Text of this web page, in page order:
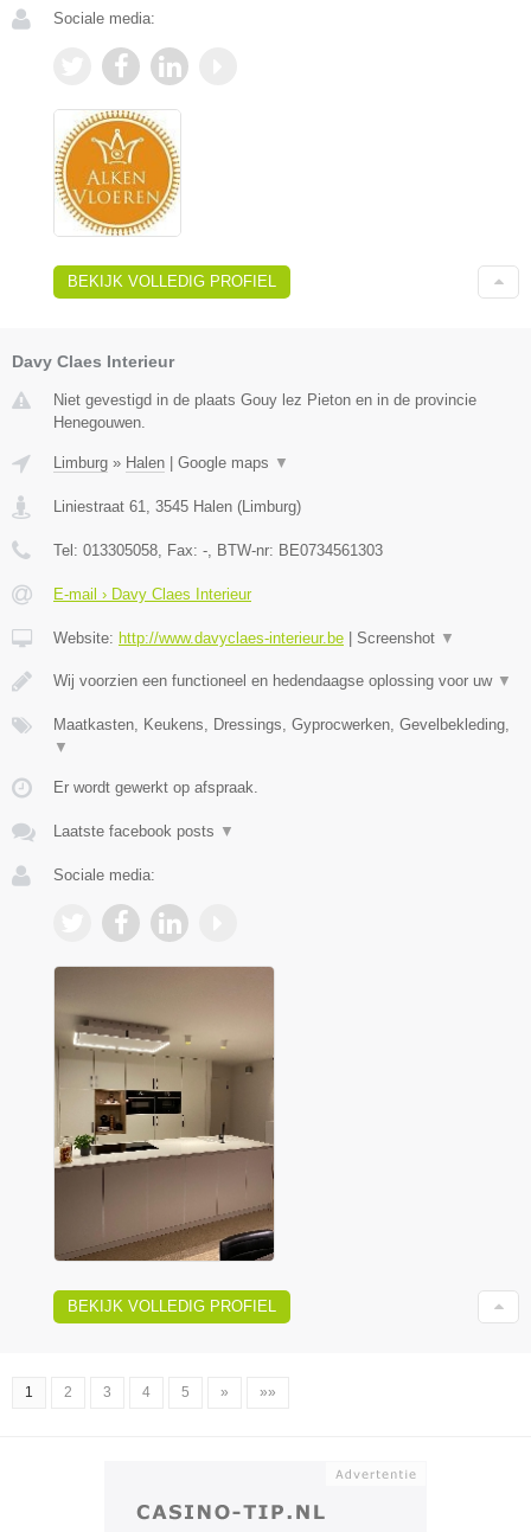
Sociale media:
BEKIJK VOLLEDIG PROFIEL
Davy Claes Interieur
Niet gevestigd in de plaats Gouy lez Pieton en in de provincie
Henegouwen.
Limburg » Halen Google maps ▼
Liniestraat 61, 3545 Halen (Limburg)
Tel: 013305058, Fax: -, BTW-nr: BE0734561303
E-mail › Davy Claes Interieur
Website: http://www.davyclaes-interieur.be Screenshot ▼
Wij voorzien een functioneel en hedendaagse oplossing voor uw ▼
Maatkasten, Keukens, Dressings, Gyprocwerken, Gevelbekleding,
▼
Er wordt gewerkt op afspraak.
Laatste facebook posts ▼
Sociale media:
BEKIJK VOLLEDIG PROFIEL
1 2 3 4 5 » »»